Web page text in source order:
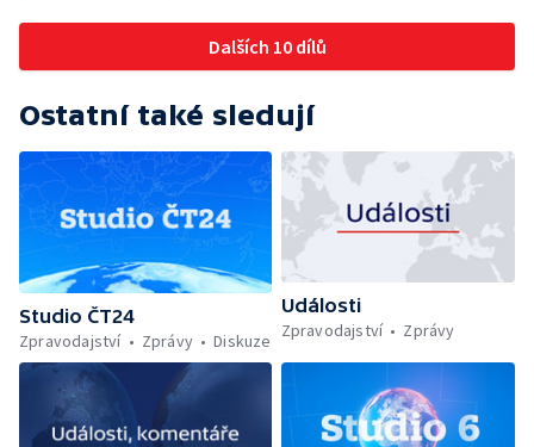
Dalších 10 dílů
Ostatní také sledují
Studio ČT24
Zpravodajství
Zprávy Diskuze
Události
Zpravodajství
Zprávy